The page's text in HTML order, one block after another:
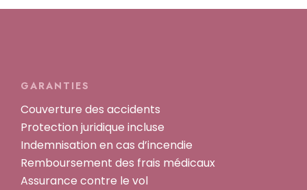
GARANTIES
Couverture des accidents
Protection juridique incluse
Indemnisation en cas d’incendie
Remboursement des frais médicaux
Assurance contre le vol